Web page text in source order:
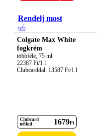
Rendelj most
Colgate Max White
fogkrém
többféle, 75 ml
22387 Ft/1 l
Clubcarddal: 13587 Ft/1 l
Clubcard
nélkül:
1679Ft